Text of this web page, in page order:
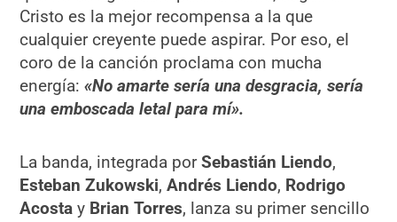
Cristo es la mejor recompensa a la que
cualquier creyente puede aspirar. Por eso, el
coro de la canción proclama con mucha
energía:«No amarte sería una desgracia, sería
una emboscada letal para mí».
La banda, integrada porSebastián Liendo,
Esteban Zukowski,Andrés Liendo, Rodrigo
Acosta y Brian Torres, lanza su primer sencillo